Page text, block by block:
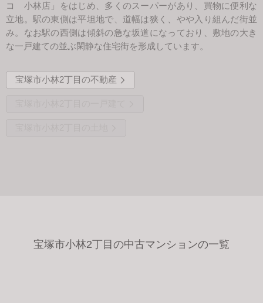
コ 小林店」をはじめ、多くのスーパーがあり、買物に便利な
立地。駅の東側は平坦地で、道幅は狭く、やや入り組んだ街並
み。なお駅の西側は傾斜の急な坂道になっており、敷地の大き
な一戸建ての並ぶ閑静な住宅街を形成しています。
宝塚市小林2丁目の不動産
宝塚市小林2丁目の中古マンションの一覧